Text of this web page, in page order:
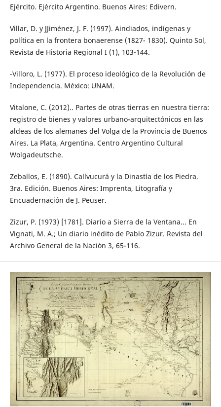
Ejército. Ejército Argentino. Buenos Aires: Edivern.
Villar, D. y JJiménez, J. F. (1997). Aindiados, indígenas y
política en la frontera bonaerense (1827- 1830). Quinto Sol,
Revista de Historia Regional I (1), 103-144.
-Villoro, L. (1977). El proceso ideológico de la Revolución de
Independencia. México: UNAM.
Vitalone, C. (2012).. Partes de otras tierras en nuestra tierra:
registro de bienes y valores urbano-arquitectónicos en las
aldeas de los alemanes del Volga de la Provincia de Buenos
Aires. La Plata, Argentina. Centro Argentino Cultural
Wolgadeutsche.
Zeballos, E. (1890). Callvucurá y la Dinastía de los Piedra.
3ra. Edición. Buenos Aires: Imprenta, Litografía y
Encuadernación de J. Peuser.
Zizur, P. (1973) [1781]. Diario a Sierra de la Ventana... En
Vignati, M. A.; Un diario inédito de Pablo Zizur. Revista del
Archivo General de la Nación 3, 65-116.